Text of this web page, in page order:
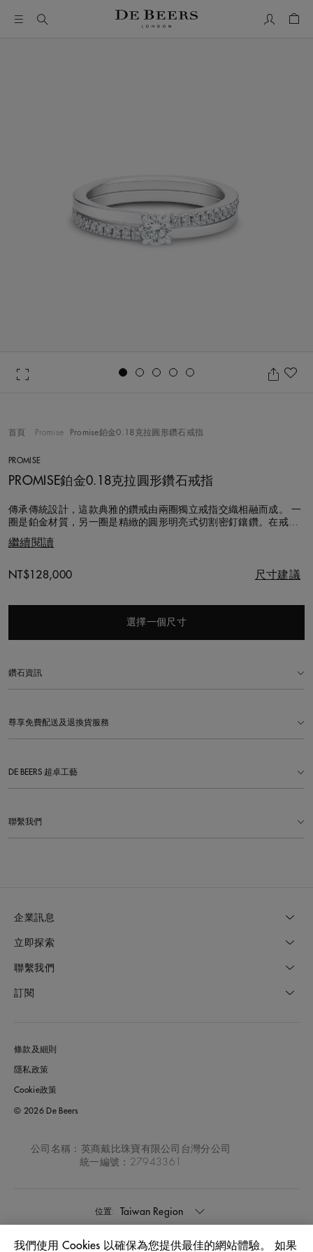
首頁 Promise Promise鉑金0.18克拉圓形鑽石戒指
PROMISE
PROMISE鉑金0.18克拉圓形鑽石戒指
傳承傳統設計，這款典雅的鑽戒由兩圈獨立戒指交織相融而成。 一
圈是鉑金材質，另一圈是精緻的圓形明亮式切割密釘鑲鑽。在戒指
的戒指上，盡顯璀然亮光。憑藉著巧妙絕倫的象徵意義以及美輪美
也可以透過我們的訂製服務Fo
繼續閱讀
Original price
NT$128,000 尺寸建議
選擇一個尺寸
鑽石資訊
尊享免費配送及退換貨服務
DE BEERS 超卓工藝
聯繫我們
企業訊息
立即探索
聯繫我們
訂閱
條款及細則
隱私政策
Cookie政策
© 2026 De Beers
公司名稱：英商戴比珠寶有限公司台灣分公司
統一編號：27943361
位置: Taiwan Region
我們使用 Cookies 以確保為您提供最佳的網站體驗。 如果